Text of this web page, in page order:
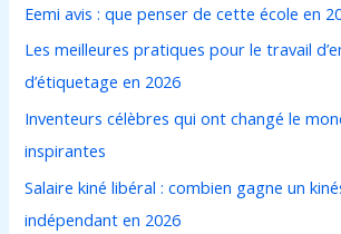
c
h
e
r
:
Eemi avis : que penser de cette école en
Les meilleures pratiques pour le travail
d’étiquetage en 2026
Inventeurs célèbres qui ont changé le
inspirantes
Salaire kiné libéral : combien gagne un
indépendant en 2026